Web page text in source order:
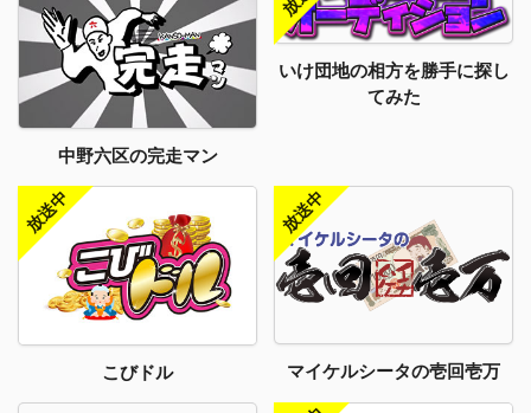
中野六区の完走マン
いけ団地の相方を勝手に探し
てみた
こびドル マイケルシータの壱回壱万